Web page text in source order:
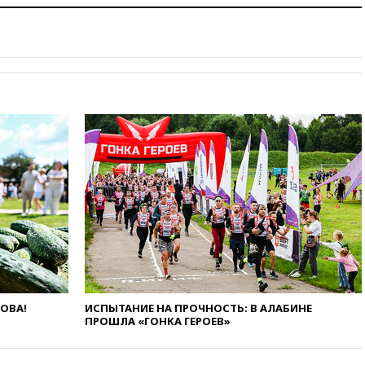
09:25Ильский НПЗ на Кубани
08:57Собянин сообщил о
девяти БПЛА, сбитых на
подлете к Москве
08:42Силы ПВО сбили почти
400 БПЛА над российскими
регионами
08:16Лукашенко призвал
белорусов покупать избы в
селах
07:30Нигерия стала
крупнейшим поставщиком
авиатоплива в Европу
06:30США и Колумбия
ИСПЫТАНИЕ НА ПРОЧНОСТЬ: В АЛАБИНЕ
ПРОШЛА «ГОНКА ГЕРОЕВ»